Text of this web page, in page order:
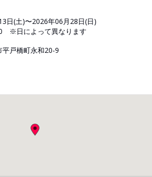
日(土)〜2026年06月28日(日)
※日によって異なります
平戸橋町永和20-9